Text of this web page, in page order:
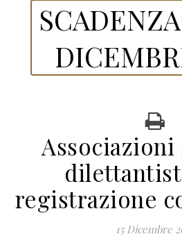
registrazione
15 Dicembre